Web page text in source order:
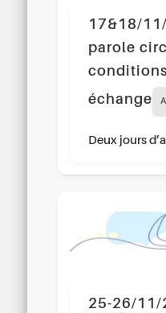
17&18/
parole
échange
Deux jours
25-26/11/